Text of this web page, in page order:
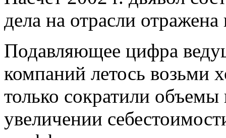
дела на отрасли
Подавляющее цифра
компаний летось возьми
только сократили
увеличении